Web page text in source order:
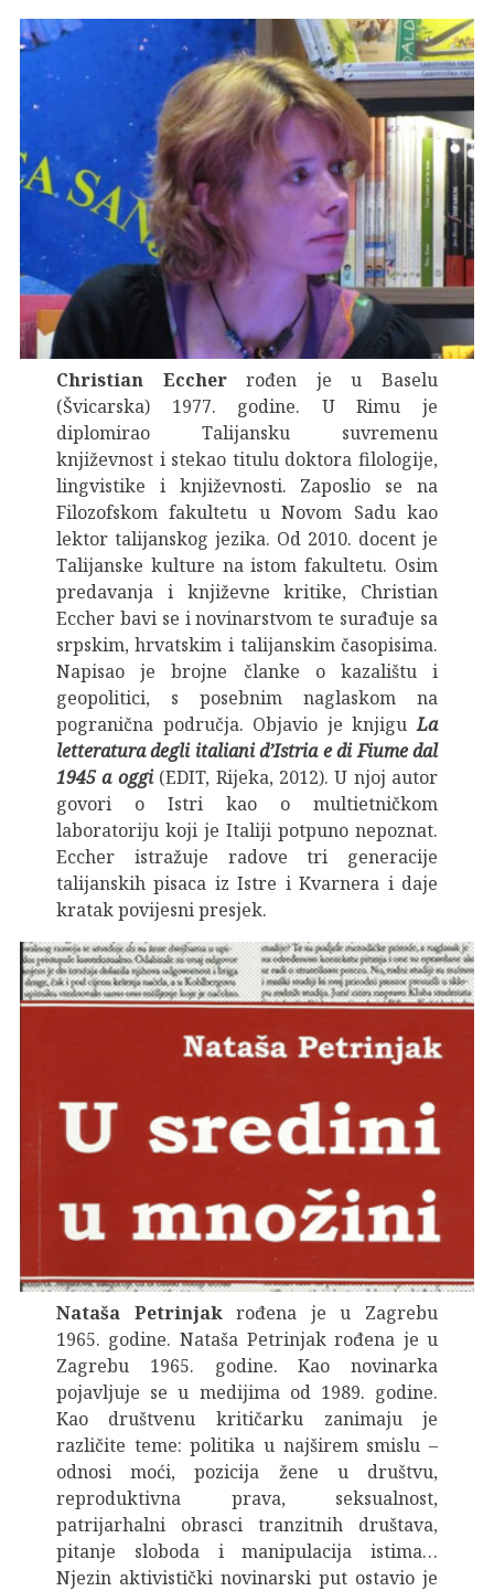
Christian Eccherrođen je u Baselu
(Švicarska) 1977. godine. U Rimu je
diplomirao Talijansku suvremenu
književnost i stekao titulu doktora filologije,
lingvistike i književnosti. Zaposlio se na
Filozofskom fakultetu u Novom Sadu kao
lektor talijanskog jezika. Od 2010. docent je
Talijanske kulture na istom fakultetu. Osim
predavanja i književne kritike, Christian
Eccher bavi se i novinarstvom te surađuje sa
srpskim, hrvatskim i talijanskim časopisima.
Napisao je brojne članke o kazalištu i
geopolitici, s posebnim naglaskom na
pogranična područja. Objavio je knjiguLa
letteratura degli italiani d’Istria e di Fiume dal
1945 a oggi (EDIT, Rijeka, 2012). U njoj autor
govori o Istri kao o multietničkom
laboratoriju koji je Italiji potpuno nepoznat.
Eccher istražuje radove tri generacije
talijanskih pisaca iz Istre i Kvarnera i daje
kratak povijesni presjek.
Nataša Petrinjakrođena je u Zagrebu
1965. godine. Nataša Petrinjak rođena je u
Zagrebu 1965. godine. Kao novinarka
pojavljuje se u medijima od 1989. godine.
Kao društvenu kritičarku zanimaju je
različite teme: politika u najširem smislu –
odnosi moći, pozicija žene u društvu,
reproduktivna prava, seksualnost,
patrijarhalni obrasci tranzitnih društava,
pitanje sloboda i manipulacija istima…
Njezin aktivistički novinarski put ostavio je